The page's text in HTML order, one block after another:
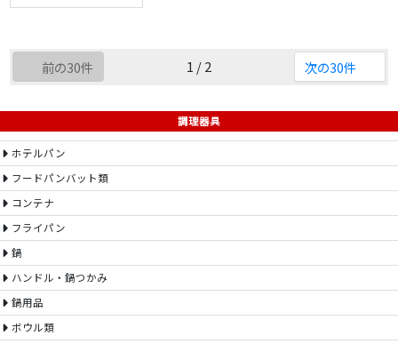
前の30件 1 / 2 次の30件
調理器具
ホテルパン
フードパンバット類
コンテナ
フライパン
鍋
ハンドル・鍋つかみ
鍋用品
ボウル類